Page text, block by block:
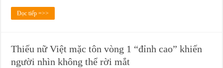
Đọc tiếp =>>
Thiếu nữ Việt mặc tôn vòng 1 “đỉnh cao” khiến
người nhìn không thể rời mắt